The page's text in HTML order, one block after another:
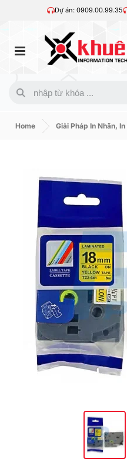
Dự án: 0909.00.99.35
Home Giải Pháp In Nhãn, In